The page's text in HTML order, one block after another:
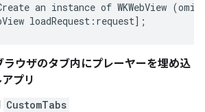
an instance of WKWebView
ラウザのタブ内にプレーヤーを埋め込
プリ
CustomTabs